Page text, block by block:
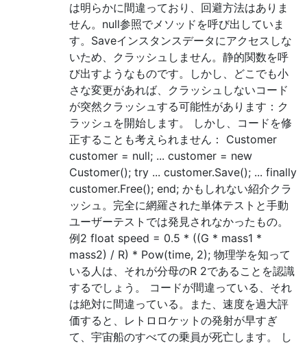
は明らかに間違っており、回避方法はありま
せん。null参照でメソッドを呼び出していま
す。Saveインスタンスデータにアクセスしな
いため、クラッシュしません。静的関数を呼
び出すようなものです。しかし、どこでも小
さな変更があれば、クラッシュしないコード
が突然クラッシュする可能性があります：ク
ラッシュを開始します。 しかし、コードを修
正することも考えられません： Customer
customer = null; ... customer = new
Customer(); try ... customer.Save(); ... finally
customer.Free(); end; かもしれない紹介クラ
ッシュ。完全に網羅された単体テストと手動
ユーザーテストでは発見されなかったもの。
例2 float speed = 0.5 * ((G * mass1 *
mass2) / R) * Pow(time, 2); 物理学を知って
いる人は、それが分母のR 2であることを認識
するでしょう。 コードが間違っている、それ
は絶対に間違っている。また、速度を過大評
価すると、レトロロケットの発射が早すぎ
て、宇宙船のすべての乗員が死亡します。 し